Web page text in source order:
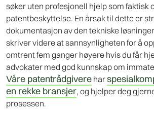
søker uten profesjonell hjelp som faktisk
patentbeskyttelse. En årsak til dette er
dokumentasjon av den tekniske
skriver videre at sannsynligheten for å
omtrent fem ganger høyere hvis du får
advokater med god kunnskap om
Våre patentrådgivere har
en rekke bransjer, og hjelper deg
prosessen.